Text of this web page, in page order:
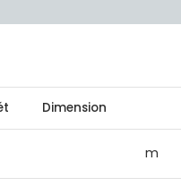
Dimension
m